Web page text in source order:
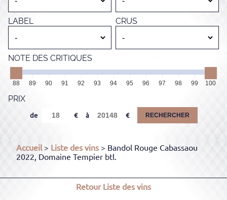
LABEL CRUS
NOTE DES CRITIQUES
88 89 90 91 92 93 94 95 96 97 98 99 100
PRIX
de à RECHERCHER
Accueil> Liste des vins > Bandol Rouge Cabassaou
2022, Domaine Tempier btl.
RetourListe des vins